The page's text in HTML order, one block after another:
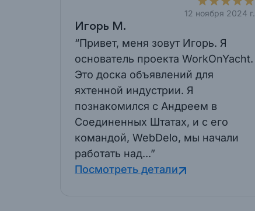
12 ноября 2024 г.
Игорь М.
“Привет, меня зовут Игорь. Я
основатель проекта WorkOnYacht.
Это доска объявлений для
яхтенной индустрии. Я
познакомился с Андреем в
Соединенных Штатах, и с его
командой, WebDelo, мы начали
работать над...”
Посмотреть детали